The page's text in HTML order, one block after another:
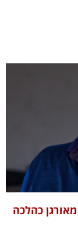
מאורגן כהלכה